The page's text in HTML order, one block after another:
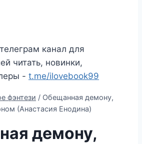
канал для
читать, новинки,
- t.me/ilovebook99
фэнтези / Обещанная демону,
(Анастасия Енодина)
демону,